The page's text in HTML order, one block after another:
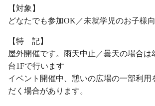
【対象】
どなたでも参加OK／未就学児のお子様
【特 記】
屋外開催です。雨天中止／曇天の場合は
台1Fで行います
イベント開催中、憩いの広場の一部利用
だく場合があります。